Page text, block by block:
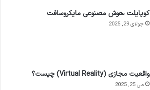
کوپایلت ،هوش مصنوعی مایکروسافت
جولای 29, 2025
واقعیت مجازی (Virtual Reality) چیست؟
می 25, 2025